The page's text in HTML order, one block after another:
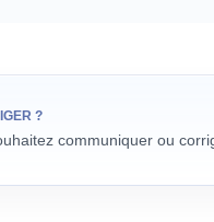
?
communiquer ou